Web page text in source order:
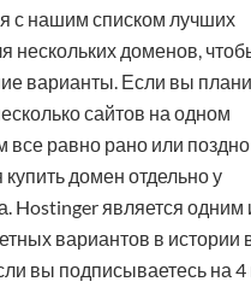
с нашим списком лучших
нескольких доменов,
варианты. Если вы
сайтов на одном
все равно рано или поздно
домен отдельно у
Hostinger является одним
вариантов в истории
вы подписываетесь на 4